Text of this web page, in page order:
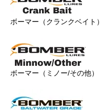
ボーマー（クランクベイト）
ボーマー（ミノー/その他）